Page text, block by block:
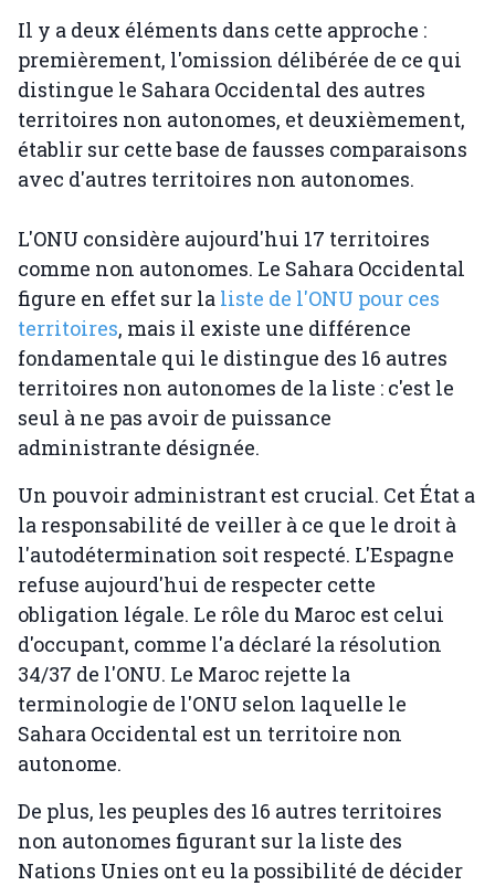
Il y a deux éléments dans cette approche :
premièrement, l'omission délibérée de ce qui
distingue le Sahara Occidental des autres
territoires non autonomes, et deuxièmement,
établir sur cette base de fausses comparaisons
avec d'autres territoires non autonomes.
L'ONU considère aujourd'hui 17 territoires
comme non autonomes. Le Sahara Occidental
figure en effet sur la liste de l'ONU pour ces
territoires, mais il existe une différence
fondamentale qui le distingue des 16 autres
territoires non autonomes de la liste : c'est le
seul à ne pas avoir de puissance
administrante désignée.
Un pouvoir administrant est crucial. Cet État a
la responsabilité de veiller à ce que le droit à
l'autodétermination soit respecté. L'Espagne
refuse aujourd'hui de respecter cette
obligation légale. Le rôle du Maroc est celui
d'occupant, comme l'a déclaré la résolution
34/37 de l'ONU. Le Maroc rejette la
terminologie de l'ONU selon laquelle le
Sahara Occidental est un territoire non
autonome.
De plus, les peuples des 16 autres territoires
non autonomes figurant sur la liste des
Nations Unies ont eu la possibilité de décider